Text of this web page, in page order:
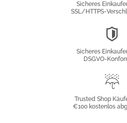
Sicheres
SSL/HTTPS-
Sicheres
DSGVO-
Trusted Shop
€100 kostenlos